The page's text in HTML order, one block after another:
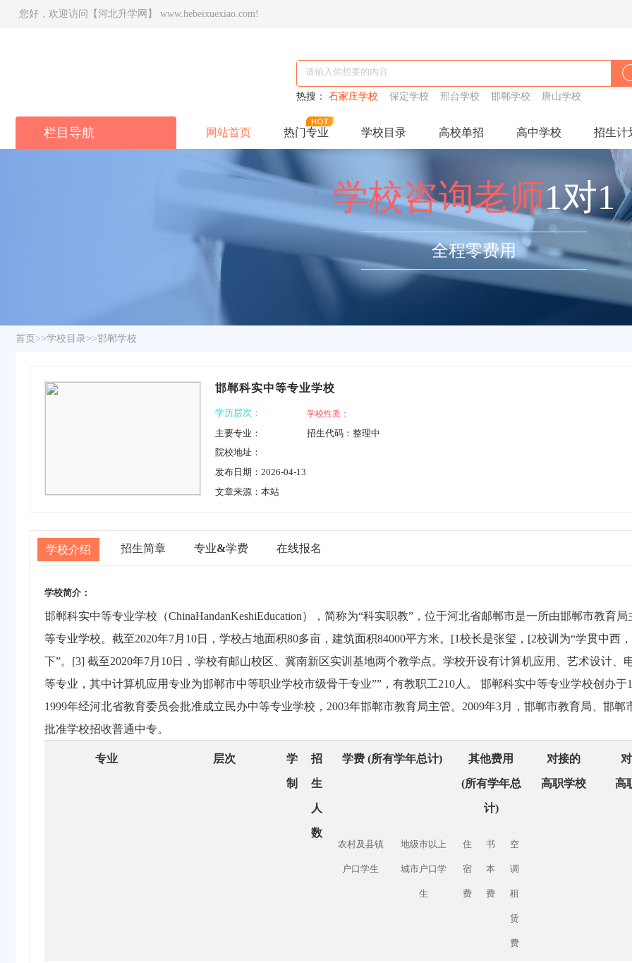
您好，欢迎访问【河北升学网】 www.hebeixuexiao.com!
热搜： 石家庄学校 保定学校 邢台学校 邯郸学校 唐山学校
栏目导航 网站首页 热门专业 学校目录 高校单招 高中学校 招生计
学校咨询老师1对1
全程零费用
首页 >>学校目录>>邯郸学校
邯郸科实中等专业学校
学历层次： 学校性质：
主要专业：
招生代码：整理中
院校地址：
发布日期：2026-04-13
文章来源：本站
学校介绍 招生简章 专业&学费 在线报名
学校简介：
邯郸科实中等专业学校（ChinaHandanKeshiEducation），简称为“科实职教”，位于河北省邮郸市是一所由邯郸市教育局
等专业学校。截至2020年7月10日，学校占地面积80多亩，建筑面积84000平方米。[1校长是张玺，[2校训为“学贯中西
下”。[3] 截至2020年7月10日，学校有邮山校区、冀南新区实训基地两个教学点。学校开设有计算机应用、艺术设计、
等专业，其中计算机应用专业为邯郸市中等职业学校市级骨干专业””，有教职工210人。 邯郸科实中等专业学校创办于
1999年经河北省教育委员会批准成立民办中等专业学校，2003年邯郸市教育局主管。2009年3月，邯郸市教育局、邯郸
批准学校招收普通中专。
专业 层次 学
制
招
生
人
数
学费 (所有学年总计) 其他费用
(所有学年总
计)
对接的
高职学校 高
农村及县镇
户口学生
地级市以上
城市户口学
生
住
宿
费
书
本
费
空
调
租
赁
费